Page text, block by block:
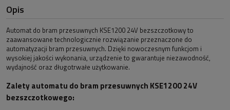
Opis
Automat do bram przesuwnych KSE1200 24V bezszczotkowy to
zaawansowane technologicznie rozwiązanie przeznaczone do
automatyzacji bram przesuwnych. Dzięki nowoczesnym funkcjom i
wysokiej jakości wykonania, urządzenie to gwarantuje niezawodność,
wydajność oraz długotrwałe użytkowanie.
Zalety automatu do bram przesuwnych KSE1200 24V
bezszczotkowego: